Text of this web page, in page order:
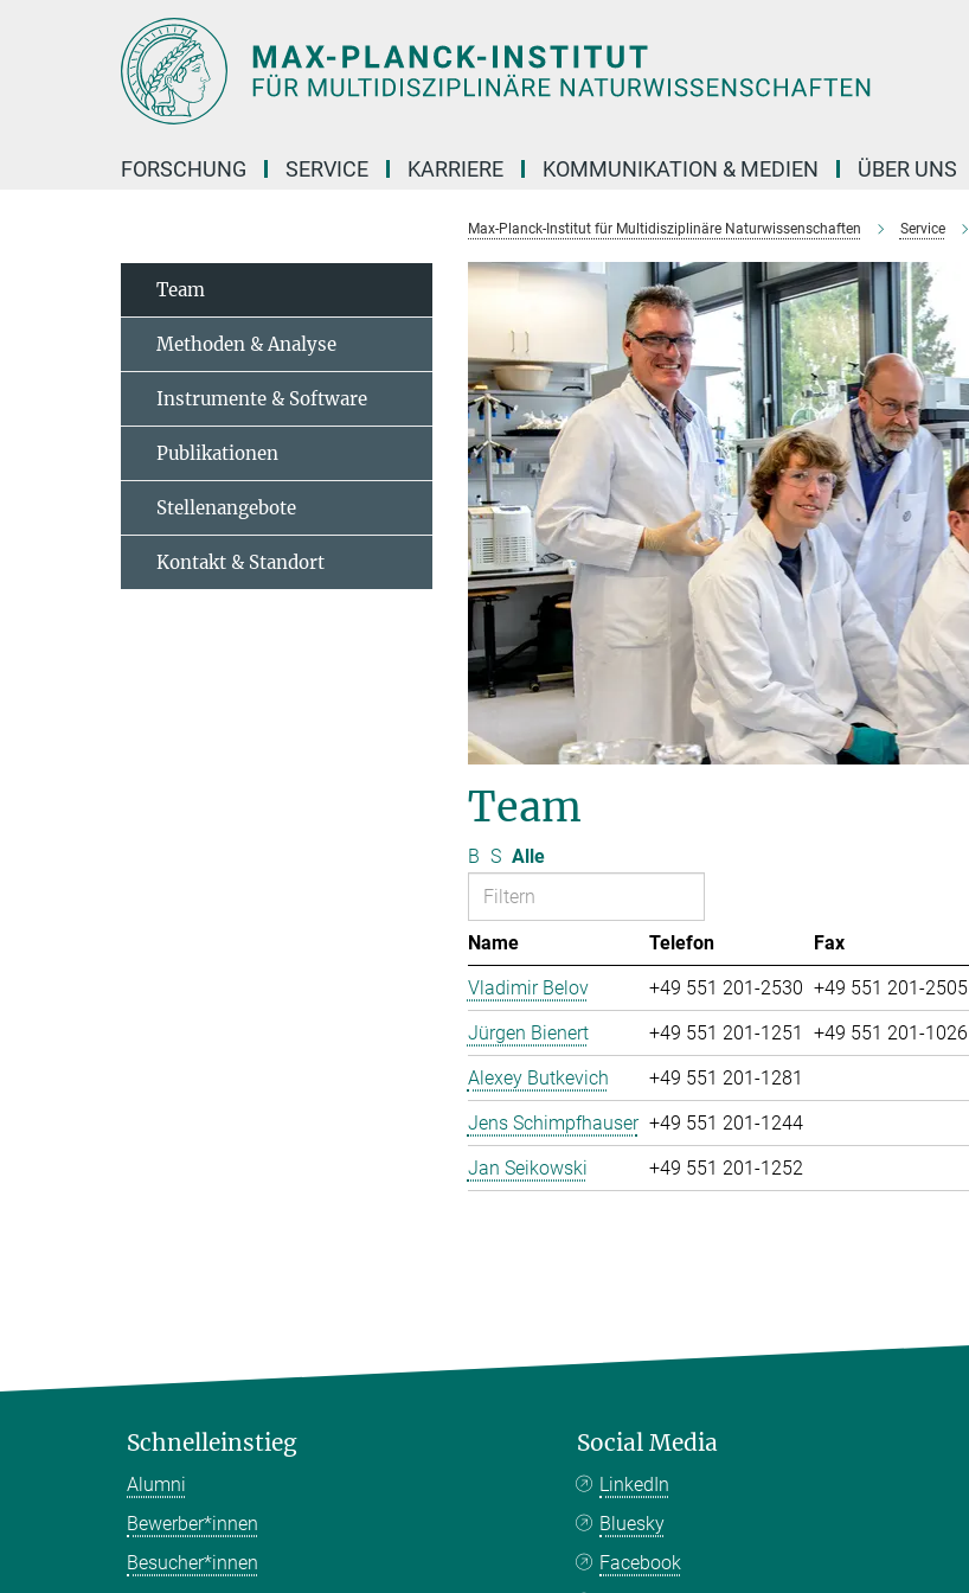
FORSCHUNG SERVICE KARRIERE KOMMUNIKATION & MEDIEN ÜBER UNS
Max-Planck-Institut für Multidisziplinäre Naturwissenschaften Service
Team
B S Alle
Name Telefon Fax
Vladimir Belov
+49 551 201-2530 +49 551 201-2505
Jürgen Bienert
+49 551 201-1251 +49 551 201-1026
Alexey Butkevich
+49 551 201-1281
Jens Schimpfhauser +49 551 201-1244
Jan Seikowski
+49 551 201-1252
Team
Methoden & Analyse
Instrumente & Software
Publikationen
Stellenangebote
Kontakt & Standort
Schnelleinstieg
Alumni
Bewerber*innen
Besucher*innen
Social Media
LinkedIn
Bluesky
Facebook